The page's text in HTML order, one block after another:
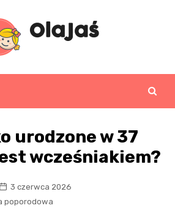
urodzone w 37
wcześniakiem?
3 czerwca 2026
poporodowa